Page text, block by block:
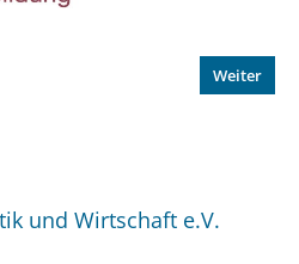
Weiter
und Wirtschaft e.V.